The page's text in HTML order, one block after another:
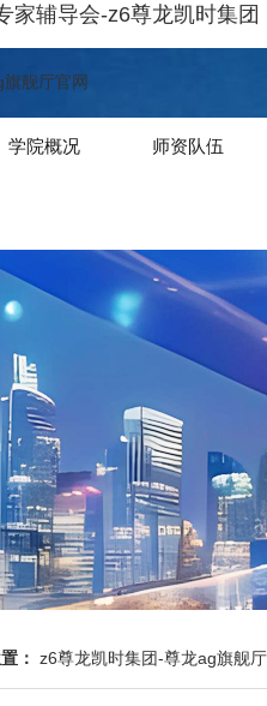
家辅导会-z6尊龙凯时集团
舰厅官网
学院概况 师资队伍
： z6尊龙凯时集团-尊龙ag旗舰